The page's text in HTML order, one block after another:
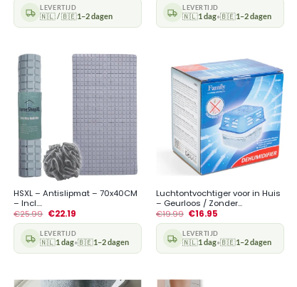
LEVERTIJD
🇳🇱 / 🇧🇪1–2 dagen
LEVERTIJD
🇳🇱1 dag•🇧🇪1–2 dagen
+
HSXL – Antislipmat – 70x40CM
– Incl....
€25.99 €22.19
LEVERTIJD
🇳🇱1 dag•🇧🇪1–2 dagen
Luchtontvochtiger voor in Huis
– Geurloos / Zonder...
€19.99 €16.95
LEVERTIJD
🇳🇱1 dag•🇧🇪1–2 dagen